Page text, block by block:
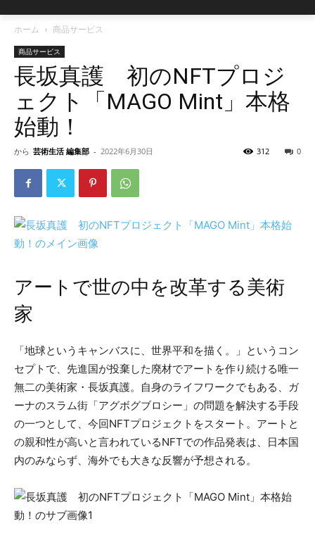
ホーム 商品サービス
商品サービス
長坂真護 初のNFTプロジ
ェクト「MAGO Mint」本格
始動！
から 芸術生活 編集部 - 2022年6月30日 0
312
アートで世の中を改革する美術
家
「地球というキャンバスに、世界平和を描く。」というコン
セプトで、先進国が投棄した廃材でアートを作り続ける唯一
無二の美術家・長坂真護。自身のライフワークでもある、ガ
ーナのスラム街「アグボグブロシー」の問題を解決する手段
の一つとして、今回NFTプロジェクトをスタート。アートと
の親和性が高いと言われているNFTでの作品発表は、日本国
内のみならず、海外でも大きな反響が予想される。